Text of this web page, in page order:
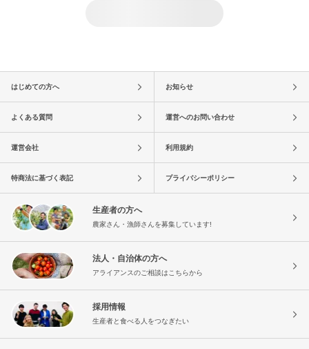
はじめての方へ お知らせ
よくある質問 運営へのお問い合わせ
運営会社 利用規約
特商法に基づく表記 プライバシーポリシー
生産者の方へ
農家さん・漁師さんを募集しています!
法人・自治体の方へ
アライアンスのご相談はこちらから
採用情報
生産者と食べる人をつなぎたい